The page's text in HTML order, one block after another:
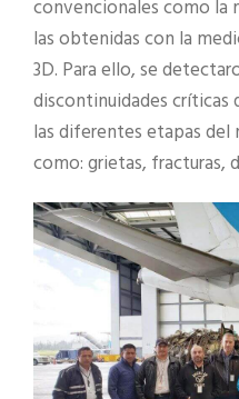
convencionales como la
las obtenidas con la
3D. Para ello, se
discontinuidades críticas
las diferentes etapas
como: grietas, fracturas,